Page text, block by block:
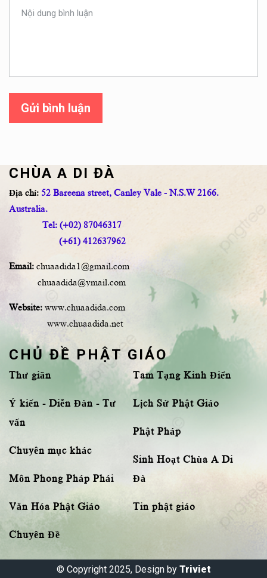
Gửi bình luận
CHÙA A DI ĐÀ
Địa chỉ: 52 Bareena street, Canley Vale - N.S.W 2166.
Australia.
Tel: (+02) 87046317
(+61) 412637962
Email: chuaadida1@gmail.com
chuaadida@ymail.com
Website: www.chuaadida.com
www.chuaadida.net
CHỦ ĐỀ PHẬT GIÁO
Thư giãn
Ý kiến - Diễn Đàn - Tư
vấn
Chuyên mục khác
Môn Phong Pháp Phái
Văn Hóa Phật Giáo
Chuyên Đề
Tam Tạng Kinh Điển
Lịch Sử Phật Giáo
Phật Pháp
Sinh Hoạt Chùa A Di
Đà
Tin phật giáo
© Copyright 2025, Design by Triviet